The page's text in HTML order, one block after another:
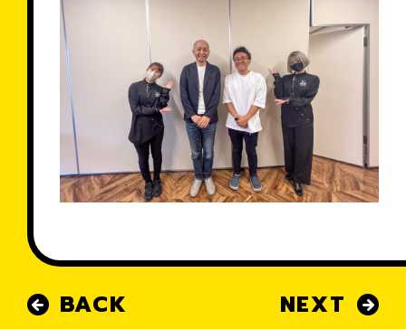
BACK
NEXT